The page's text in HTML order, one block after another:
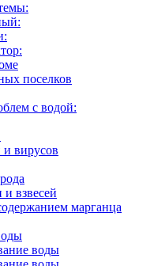
поселков
с водой:
и вирусов
взвесей
марганца
воды